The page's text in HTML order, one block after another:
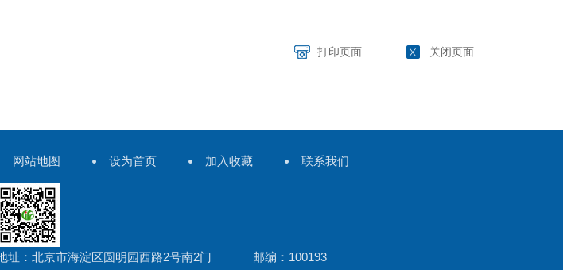
打印页面 关闭页面
网站地图 设为首页 加入收藏 联系我们
址：北京市海淀区圆明园西路2号南2门 邮编：100193